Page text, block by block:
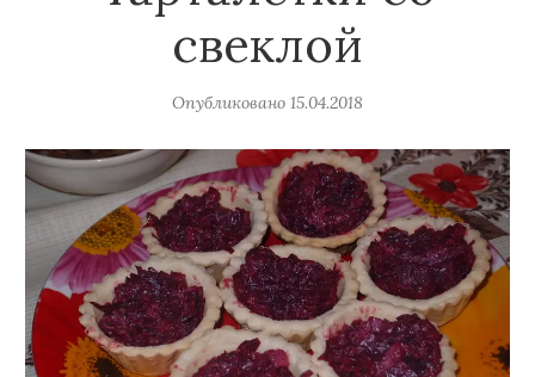
свеклой
Опубликовано 15.04.2018